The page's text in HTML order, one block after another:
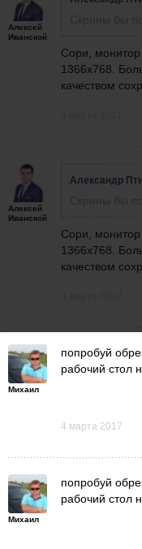
Алексей
Иванской
Сори,
1366х768.
качеством
Алексей
Иванской
Александр
Сори,
1366х768.
качеством
Михаил
попробуй
рабочий стол
4 марта 2017
Михаил
попробуй
рабочий стол